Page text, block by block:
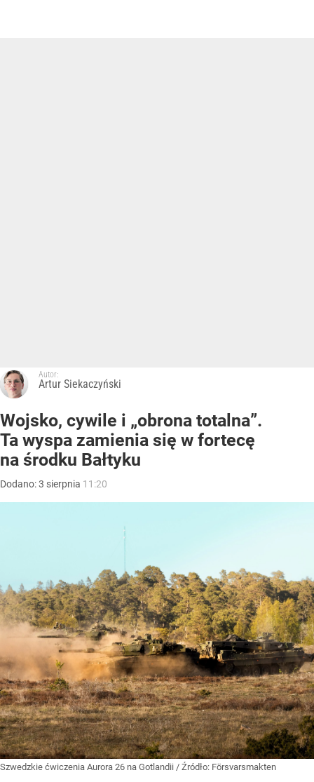
Autor:
Artur Siekaczyński
Wojsko, cywile i „obrona totalna”.
Ta wyspa zamienia się w fortecę
na środku Bałtyku
Dodano:3 sierpnia 11:20
Szwedzkie ćwiczenia Aurora 26 na Gotlandii / Źródło: Försvarsmakten